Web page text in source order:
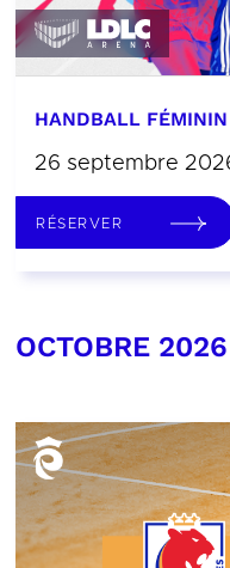
HANDBALL
26 septembre
RÉSERVER
OCTOBRE 2026